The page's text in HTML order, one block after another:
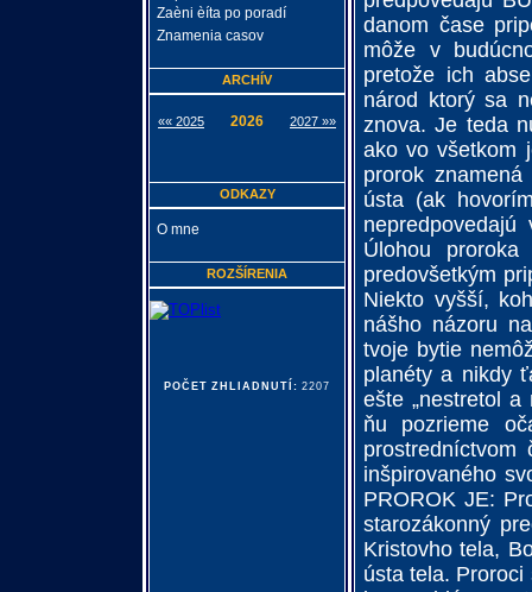
danom čase
môže v
pretože ich
národ ktorý sa
znova. Je teda
ako vo všetkom
prorok
ústa (ak
Úlohou
predovšetkým
Niekto vyšší,
nášho názoru
tvoje bytie
planéty a nikdy
ešte „nestretol
ňu pozrieme
prostredníctvom
inšpirovaného
PROROK JE:
starozákonný
Kristovho tela,
ústa tela. Proroci
Zaèni èíta po poradí
Znamenia casov
ARCHÍV
«« 2025 2026 2027 »»
ODKAZY
O mne
ROZŠÍRENIA
POČET ZHLIADNUTÍ: 2207